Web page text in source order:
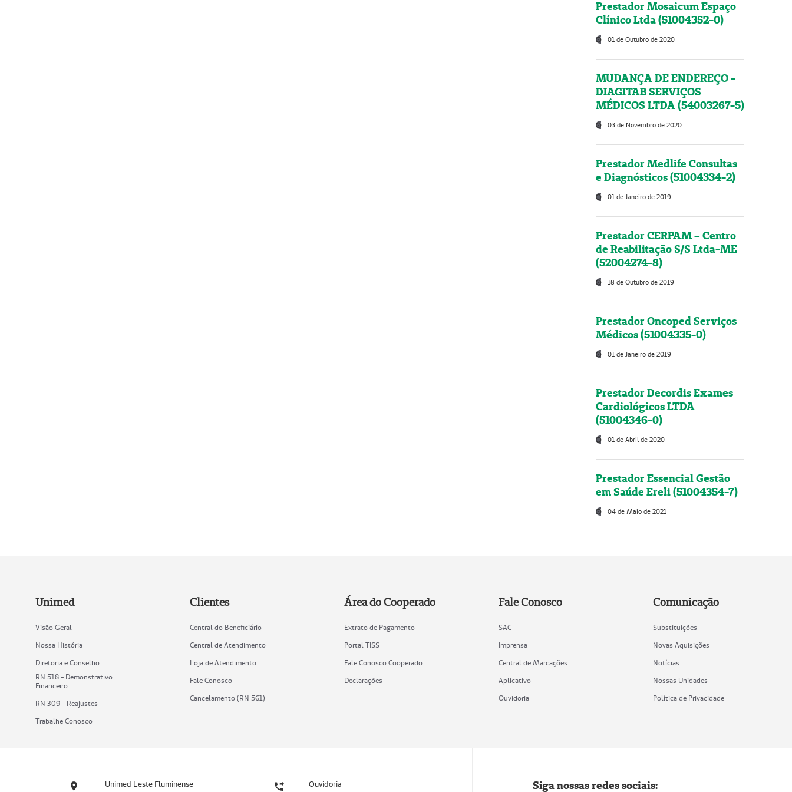
Prestador Mosaicum Espaço
Clínico Ltda (51004352-0)
01 de Outubro de 2020
MUDANÇA DE ENDEREÇO -
DIAGITAB SERVIÇOS
MÉDICOS LTDA (54003267-5)
03 de Novembro de 2020
Prestador Medlife Consultas
e Diagnósticos (51004334-2)
01 de Janeiro de 2019
Prestador CERPAM – Centro
de Reabilitação S/S Ltda-ME
(52004274-8)
18 de Outubro de 2019
Prestador Oncoped Serviços
Médicos (51004335-0)
01 de Janeiro de 2019
Prestador Decordis Exames
Cardiológicos LTDA
(51004346-0)
01 de Abril de 2020
Prestador Essencial Gestão
em Saúde Ereli (51004354-7)
04 de Maio de 2021
Unimed
Visão Geral
Nossa História
Diretoria e Conselho
RN 518 - Demonstrativo
Financeiro
RN 309 - Reajustes
Trabalhe Conosco
Clientes
Central do Beneficiário
Central de Atendimento
Loja de Atendimento
Fale Conosco
Cancelamento (RN 561)
Área do Cooperado
Extrato de Pagamento
Portal TISS
Fale Conosco Cooperado
Declarações
Fale Conosco
SAC
Imprensa
Central de Marcações
Aplicativo
Ouvidoria
Comunicação
Substituições
Novas Aquisições
Notícias
Nossas Unidades
Política de Privacidade
Unimed Leste Fluminense Ouvidoria Siga nossas redes sociais: